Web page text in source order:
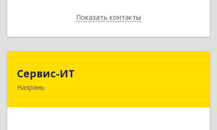
Показать контакты
Назад
Сервис-ИТ
Назрань